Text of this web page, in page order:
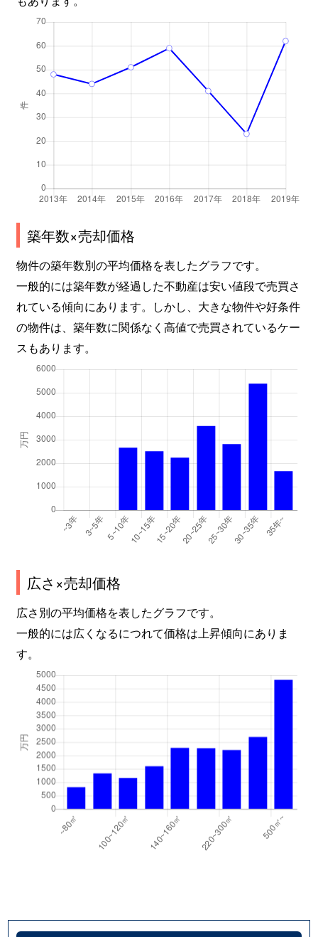
築年数×売却価格
物件の築年数別の平均価格を表したグラフです。
一般的には築年数が経過した不動産は安い値段で売買さ
れている傾向にあります。しかし、大きな物件や好条件
の物件は、築年数に関係なく高値で売買されているケー
スもあります。
広さ×売却価格
広さ別の平均価格を表したグラフです。
一般的には広くなるにつれて価格は上昇傾向にありま
す。